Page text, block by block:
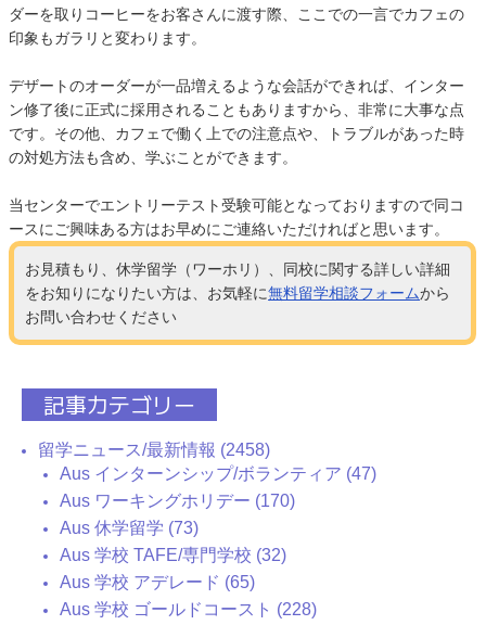
ダーを取りコーヒーをお客さんに渡す際、ここでの一言でカフェの
印象もガラリと変わります。
デザートのオーダーが一品増えるような会話ができれば、インター
ン修了後に正式に採用されることもありますから、非常に大事な点
です。その他、カフェで働く上での注意点や、トラブルがあった時
の対処方法も含め、学ぶことができます。
当センターでエントリーテスト受験可能となっておりますので同コ
ースにご興味ある方はお早めにご連絡いただければと思います。
お見積もり、休学留学（ワーホリ）、同校に関する詳しい詳細
をお知りになりたい方は、お気軽に無料留学相談フォームから
お問い合わせください
記事カテゴリー
留学ニュース/最新情報 (2458)
Aus インターンシップ/ボランティア (47)
Aus ワーキングホリデー (170)
Aus 休学留学 (73)
Aus 学校 TAFE/専門学校 (32)
Aus 学校 アデレード (65)
Aus 学校 ゴールドコースト (228)